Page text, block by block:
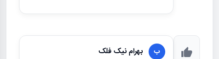
ب بهرام نیک فلک